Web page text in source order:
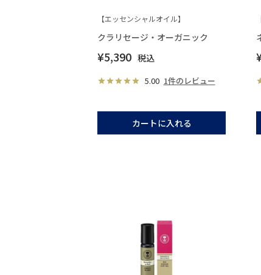
【エッセンシャルオイル】
クラリセージ・オーガニック
¥5,390 税込
5.00 1件のレビュー
カートに入れる